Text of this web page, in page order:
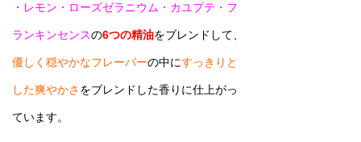
・レモン・ローズゼラニウム・カユプテ・フ
ランキンセンスの6つの精油をブレンドして、
優しく穏やかなフレーバーの中にすっきりと
した爽やかさ をブレンドした香りに仕上がっ
ています。